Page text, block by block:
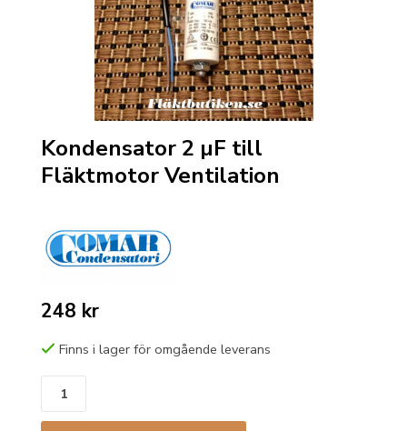
Kondensator 2 µF till
Fläktmotor Ventilation
248 kr
Finns i lager för omgående leverans